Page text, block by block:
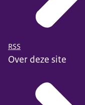
RSS
Over deze site